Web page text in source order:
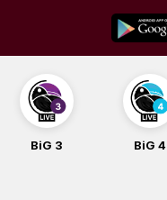
content
BiG 3 BiG 4